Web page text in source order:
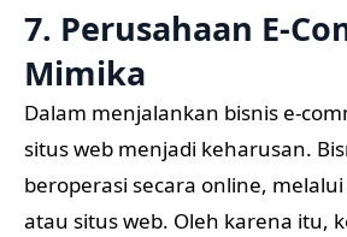
7. Perusahaan E-
Mimika
Dalam menjalankan bisnis e-
situs web menjadi keharusan.
beroperasi secara online,
atau situs web. Oleh karena itu,